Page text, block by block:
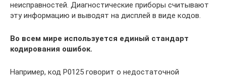
неисправностей. Диагностические приборы считывают
эту информацию и выводят на дисплей в виде кодов.
Во всем мире используется единый стандарт
кодирования ошибок.
Например, код P0125 говорит о недостаточной